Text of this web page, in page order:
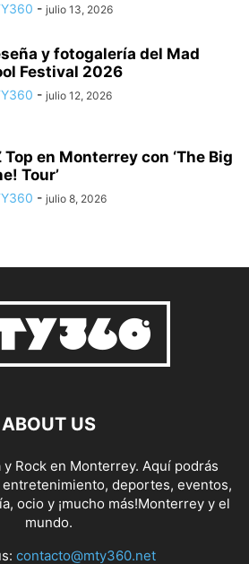
- julio 13, 2026
y fotogalería del Mad
Festival 2026
- julio 12, 2026
Top en Monterrey con ‘The Big
Tour’
- julio 8, 2026
ABOUT US
Rock en Monterrey. Aquí podrás
deportes, eventos,
ocio y ¡mucho más!Monterrey y el
mundo.
contacto@mty360.net